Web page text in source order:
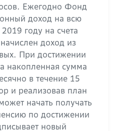
Ежегодно Фонд
доход на всю
году на счета
доход из
При достижении
накопленная сумма
в течение 15
и реализовав план
начать получать
по достижении
новый